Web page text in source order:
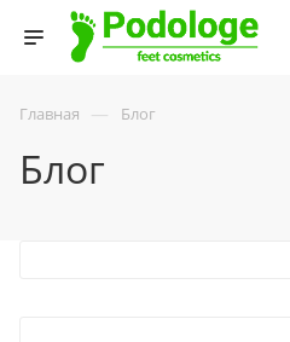
Главная — Блог
Блог